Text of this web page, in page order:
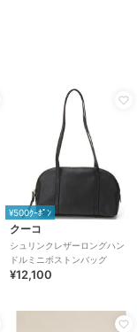
¥500ｸｰﾎﾟﾝ
クーコ
シュリンクレザーロングハン
ドルミニボストンバッグ
¥12,100